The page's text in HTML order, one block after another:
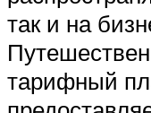
так и на
тарифный